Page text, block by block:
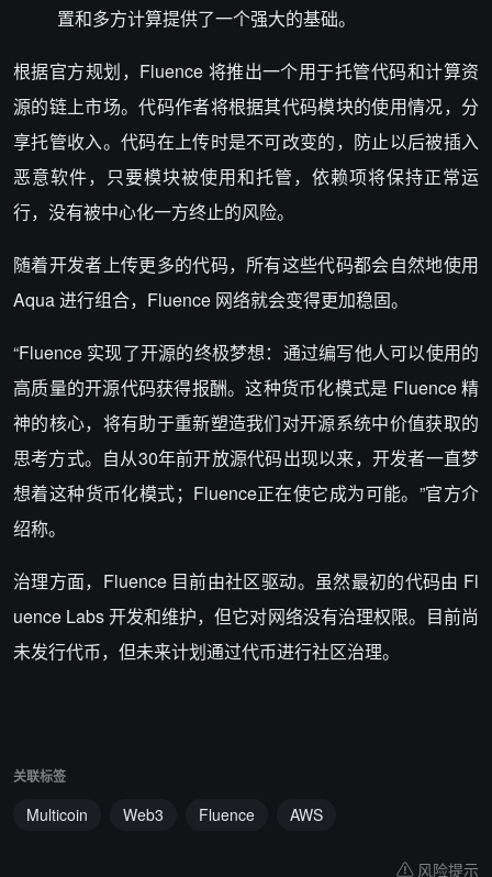
置和多方计算提供了一个强大的基础。
根据官方规划，Fluence 将推出一个用于托管代码和计算资
源的链上市场。代码作者将根据其代码模块的使用情况，分
享托管收入。代码在上传时是不可改变的，防止以后被插入
恶意软件，只要模块被使用和托管，依赖项将保持正常运
行，没有被中心化一方终止的风险。
随着开发者上传更多的代码，所有这些代码都会自然地使用
Aqua 进行组合，Fluence 网络就会变得更加稳固。
“Fluence 实现了开源的终极梦想：通过编写他人可以使用的
高质量的开源代码获得报酬。这种货币化模式是 Fluence 精
神的核心，将有助于重新塑造我们对开源系统中价值获取的
思考方式。自从30年前开放源代码出现以来，开发者一直梦
想着这种货币化模式；Fluence正在使它成为可能。”官方介
绍称。
治理方面，Fluence 目前由社区驱动。虽然最初的代码由 Fl
uence Labs 开发和维护，但它对网络没有治理权限。目前尚
未发行代币，但未来计划通过代币进行社区治理。
关联标签
Multicoin Web3 Fluence AWS
风险提示